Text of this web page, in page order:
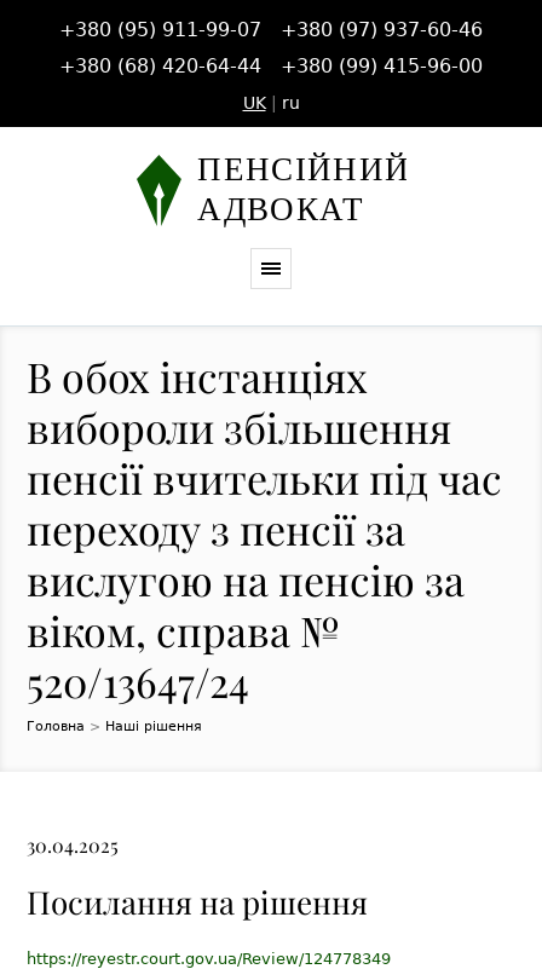
+380 (95) 911-99-07
+380 (97) 937-60-46
+380 (68) 420-64-44
+380 (99) 415-96-00
UK| ru
В обох інстанціях
вибороли збільшення
пенсії вчительки під час
переходу з пенсії за
вислугою на пенсію за
віком, справа №
520/13647/24
Головна > Наші рішення
30.04.2025
Посилання на рішення
https://reyestr.court.gov.ua/Review/124778349